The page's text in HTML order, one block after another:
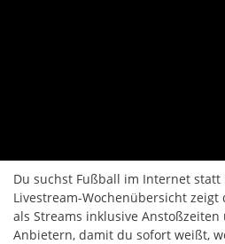
Du suchst Fußball im Internet statt
Livestream-Wochenübersicht
als Streams inklusive
Anbietern, damit du sofort weißt,